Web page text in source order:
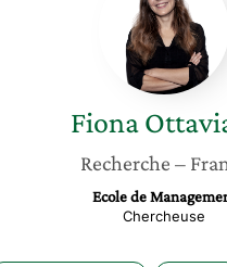
Fiona
Recherche –
Ecole de
Chercheuse